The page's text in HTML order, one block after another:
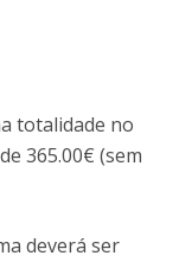
totalidade no
365.00€ (sem
deverá ser